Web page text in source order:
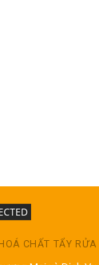
HOÁ CHẤT TẨY RỬA